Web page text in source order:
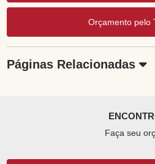
Orçamento pelo
Páginas Relacionadas
Faça seu